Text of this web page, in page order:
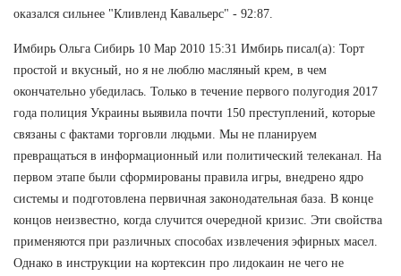
оказался сильнее "Кливленд Кавальерс" - 92:87.
Имбирь Ольга Сибирь 10 Мар 2010 15:31 Имбирь писал(а): Торт
простой и вкусный, но я не люблю масляный крем, в чем
окончательно убедилась. Только в течение первого полугодия 2017
года полиция Украины выявила почти 150 преступлений, которые
связаны с фактами торговли людьми. Мы не планируем
превращаться в информационный или политический телеканал. На
первом этапе были сформированы правила игры, внедрено ядро
системы и подготовлена первичная законодательная база. В конце
концов неизвестно, когда случится очередной кризис. Эти свойства
применяются при различных способах извлечения эфирных масел.
Однако в инструкции на кортексин про лидокаин не чего не